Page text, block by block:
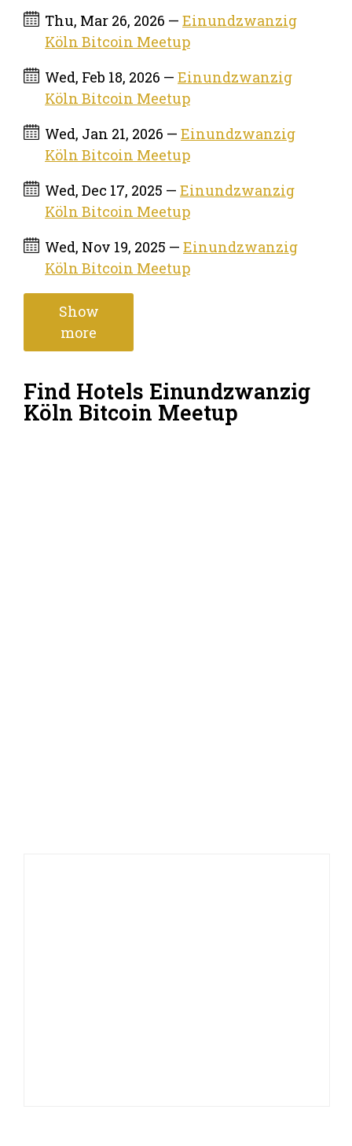
Thu, Mar 26, 2026 — Einundzwanzig
Köln Bitcoin Meetup
Wed, Feb 18, 2026 — Einundzwanzig
Köln Bitcoin Meetup
Wed, Jan 21, 2026 — Einundzwanzig
Köln Bitcoin Meetup
Wed, Dec 17, 2025 — Einundzwanzig
Köln Bitcoin Meetup
Wed, Nov 19, 2025 — Einundzwanzig
Köln Bitcoin Meetup
Show
more
Find Hotels Einundzwanzig
Köln Bitcoin Meetup